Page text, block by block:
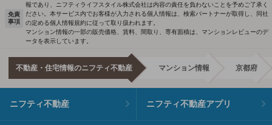
免責
事項
報であり、ニフティライフスタイル株式会社は内容の責任を負わないことを予めご了承く
ださい。本サービス内でお客様が入力される個人情報は、検索パートナーが取得し、同社
の定める個人情報規約に従って取り扱われます。
マンション情報の一部の販売価格、賃料、間取り、専有面積は、マンションレビューのデ
ータを表示しています。
不動産・住宅情報のニフティ不動産 マンション情報 京都府
ニフティ不動産 ニフティ不動産アプリ